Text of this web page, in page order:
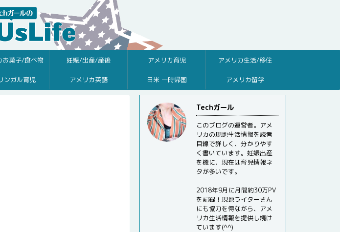
お菓子/食べ物 妊娠/出産/産後 アメリカ育児 アメリカ生活/移住
ンガル育児 アメリカ英語 日米 一時帰国 アメリカ留学
Techガール
このブログの運営者。アメ
リカの現地生活情報を読者
目線で詳しく、分かりやす
く書いています。妊娠出産
を機に、現在は育児情報ネ
タが多いです。
2018年9月に月間約30万PV
を記録！現地ライターさん
にも協力を得ながら、アメ
リカ生活情報を提供し続け
ています(^^)